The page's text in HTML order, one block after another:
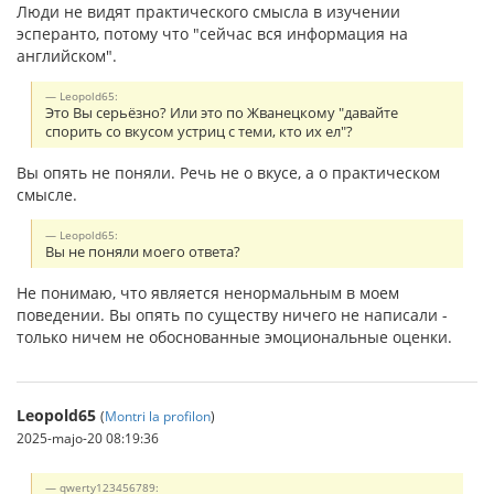
Люди не видят практического смысла в изучении
эсперанто, потому что "сейчас вся информация на
английском".
Leopold65:
Это Вы серьёзно? Или это по Жванецкому "давайте
спорить со вкусом устриц с теми, кто их ел"?
Вы опять не поняли. Речь не о вкусе, а о практическом
смысле.
Leopold65:
Вы не поняли моего ответа?
Не понимаю, что является ненормальным в моем
поведении. Вы опять по существу ничего не написали -
только ничем не обоснованные эмоциональные оценки.
Leopold65 (Montri la profilon)
2025-majo-20 08:19:36
qwerty123456789: